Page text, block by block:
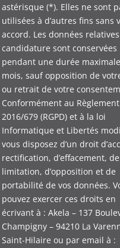
astérisque (*). Elles ne sont
utilisées à d’autres fins sans
accord. Les données
candidature sont conservées
pendant une durée
mois, sauf opposition de
ou retrait de votre
Conformément au Règlement
2016/679 (RGPD) et à la loi
Informatique et Libertés
vous disposez d’un droit
rectification, d’effacement, de
limitation, d’opposition et de
portabilité de vos données.
pouvez exercer ces droits en
écrivant à : Akela – 137
Champigny – 94210 La
Saint-Hilaire ou par email à :